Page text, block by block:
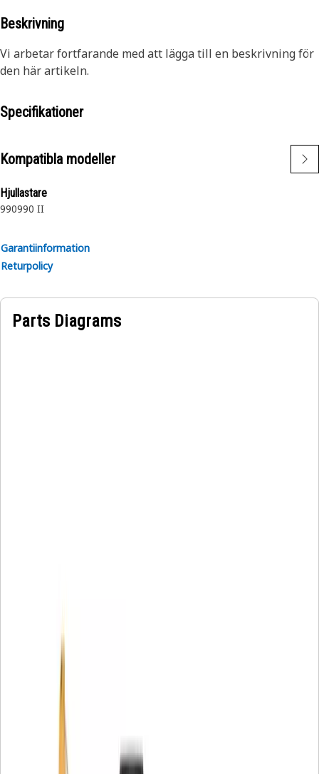
Beskrivning
Vi arbetar fortfarande med att lägga till en beskrivning för
den här artikeln.
Specifikationer
Kompatibla modeller
Hjullastare
990990 II
Garantiinformation
Returpolicy
Parts Diagrams